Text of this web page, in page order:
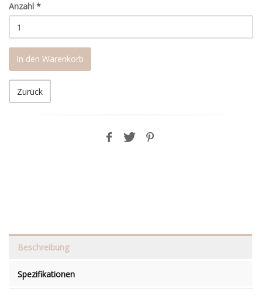
Anzahl *
In den Warenkorb
Zurück
Beschreibung
Spezifikationen